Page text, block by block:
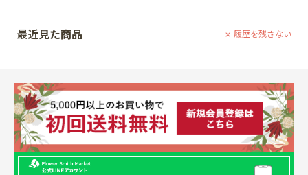
最近見た商品 履歴を残さない